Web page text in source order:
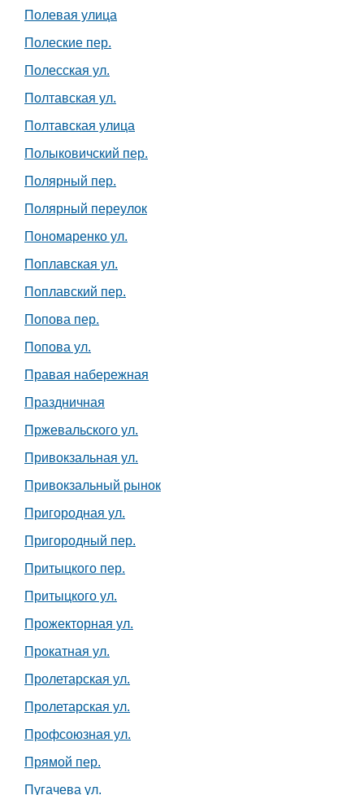
Полевая улица
Полеские пер.
Полесская ул.
Полтавская ул.
Полтавская улица
Полыковичский пер.
Полярный пер.
Полярный переулок
Пономаренко ул.
Поплавская ул.
Поплавский пер.
Попова пер.
Попова ул.
Правая набережная
Праздничная
Пржевальского ул.
Привокзальная ул.
Привокзальный рынок
Пригородная ул.
Пригородный пер.
Притыцкого пер.
Притыцкого ул.
Прожекторная ул.
Прокатная ул.
Пролетарская ул.
Пролетарская ул.
Профсоюзная ул.
Прямой пер.
Пугачева ул.